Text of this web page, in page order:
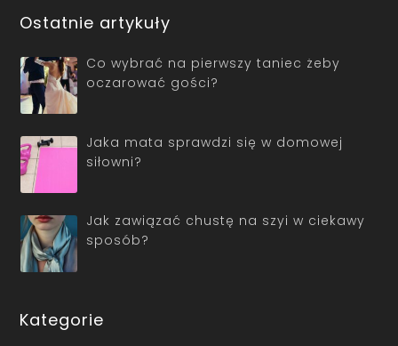
Ostatnie artykuły
Co wybrać na pierwszy taniec żeby
oczarować gości?
Jaka mata sprawdzi się w domowej
siłowni?
Jak zawiązać chustę na szyi w ciekawy
sposób?
Kategorie